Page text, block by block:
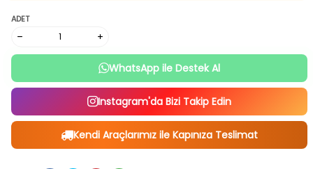
ADET
WhatsApp ile Destek Al
Instagram'da Bizi Takip Edin
Kendi Araçlarımız ile Kapınıza Teslimat